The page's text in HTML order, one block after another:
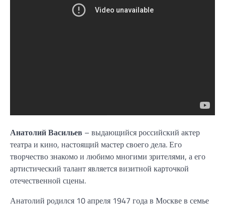
Анатолий Васильев – выдающийся российский актер
театра и кино, настоящий мастер своего дела. Его
творчество знакомо и любимо многими зрителями, а его
артистический талант является визитной карточкой
отечественной сцены.
Анатолий родился 10 апреля 1947 года в Москве в семье